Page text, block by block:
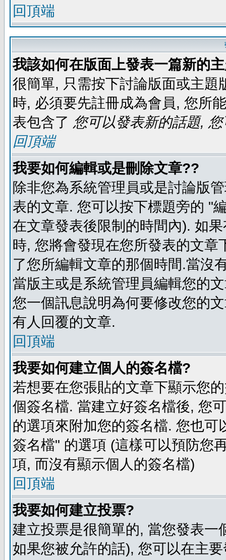
回頂端
我該如何在版面上發表一篇新的
很簡單, 只需按下討論版面或主
時, 必須要先註冊成為會員, 您所
表包含了 您可以發表新的話題,
回頂端
我要如何編輯或是刪除文章??
除非您為系統管理員或是討論版
表的文章. 您可以按下標題旁的 "
在文章發表後限制的時間內). 如
時, 您將會發現在您所發表的文
了您所編輯文章的那個時間.當沒
當版主或是系統管理員編輯您的
您一個訊息說明為何要修改您的
有人回覆的文章.
回頂端
我要如何建立個人的簽名檔?
若想要在您張貼的文章下顯示您
個簽名檔. 當建立好簽名檔後, 您
的選項來附加您的簽名檔. 您也
簽名檔" 的選項 (這樣可以預防您
項, 而沒有顯示個人的簽名檔)
回頂端
我要如何建立投票?
建立投票是很簡單的, 當您發表
如果您被允許的話), 您可以在主